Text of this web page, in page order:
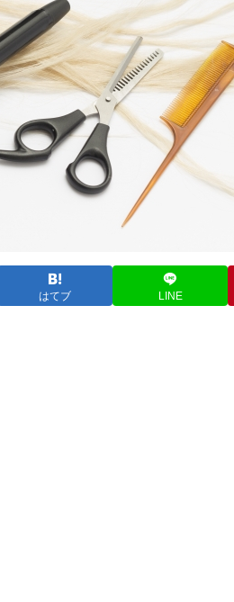
はてブ LINE